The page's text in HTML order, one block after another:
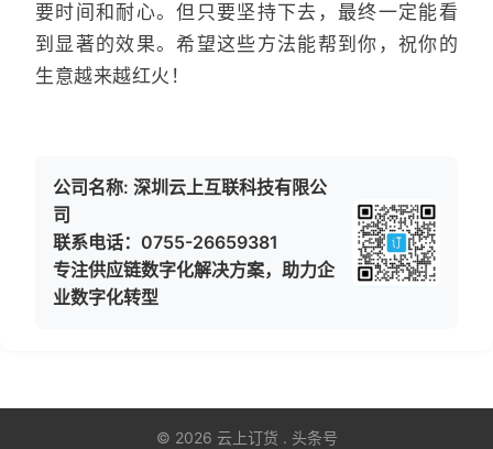
要时间和耐心。但只要坚持下去，最终一定能看
到显著的效果。希望这些方法能帮到你，祝你的
生意越来越红火！
公司名称: 深圳云上互联科技有限公
司
联系电话：0755-26659381
专注供应链数字化解决方案，助力企
业数字化转型
© 2026 云上订货 . 头条号